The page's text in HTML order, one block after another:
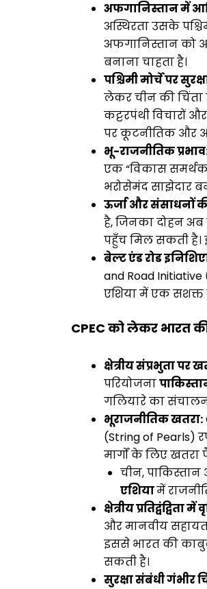
अफगानिस्तान में
अस्थिरता उसके
अफगानिस्तान को
बनाना चाहता है।
पश्चिमी मोर्चे पर
लेकर चीन की चिंता
कट्टरपंथी विचारों
पर कूटनीतिक और
भू-राजनीतिक
एक “विकास
भरोसेमंद साझेदार
ऊर्जा और संसाधनों
है, जिनका दोहन अब
पहुँच मिल सकती है।
बेल्ट एंड रोड
and Road Initiative
एशिया में एक सशक्त
CPEC को लेकर भारत
क्षेत्रीय संप्रभुता पर
परियोजना
गलियारे का
भूराजनीतिक खतरा:
(String of Pearls)
मार्गों के लिए खतरा
चीन, पाकिस्तान
एशियामें
क्षेत्रीय प्रतिद्वंद्विता में
और मानवीय
इससे भारत की
सकती है।
सुरक्षा संबंधी गंभीर